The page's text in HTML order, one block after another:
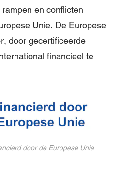
en conflicten
Unie. De Europese
door gecertificeerde
financieel te
door de Europese Unie